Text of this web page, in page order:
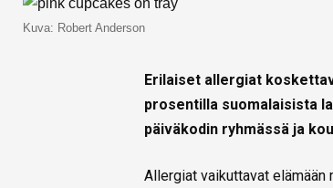
Kuva: Robert Anderson
Erilaiset allergiat
prosentilla suomalaisista
päiväkodin ryhmässä ja
Allergiat vaikuttavat elämään